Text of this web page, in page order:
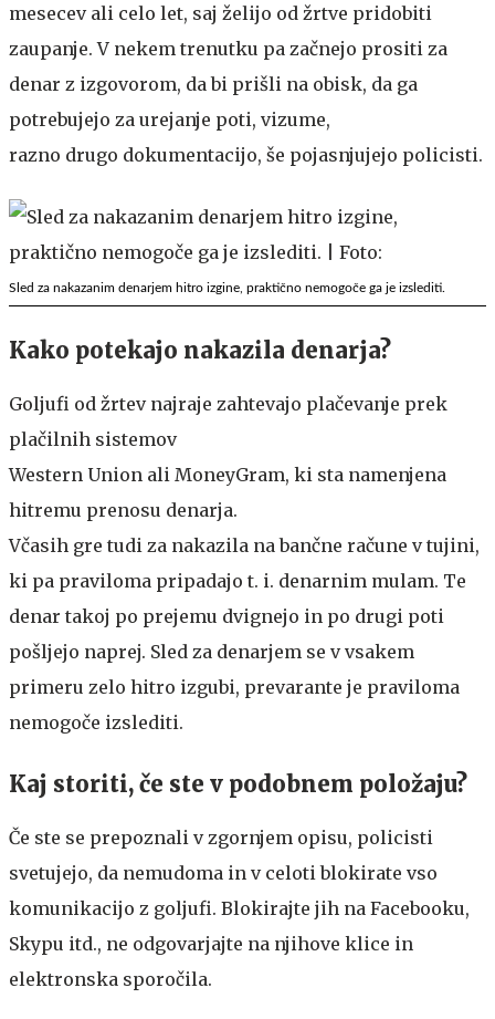
mesecev ali celo let, saj želijo od žrtve pridobiti
zaupanje. V nekem trenutku pa začnejo prositi za
denar z izgovorom, da bi prišli na obisk, da ga
potrebujejo za urejanje poti, vizume,
razno drugo dokumentacijo, še pojasnjujejo policisti.
Sled za nakazanim denarjem hitro izgine, praktično nemogoče ga je izslediti.
Kako potekajo nakazila denarja?
Goljufi od žrtev najraje zahtevajo plačevanje prek
plačilnih sistemov
Western Union ali MoneyGram, ki sta namenjena
hitremu prenosu denarja.
Včasih gre tudi za nakazila na bančne račune v tujini,
ki pa praviloma pripadajo t. i. denarnim mulam. Te
denar takoj po prejemu dvignejo in po drugi poti
pošljejo naprej. Sled za denarjem se v vsakem
primeru zelo hitro izgubi, prevarante je praviloma
nemogoče izslediti.
Kaj storiti, če ste v podobnem položaju?
Če ste se prepoznali v zgornjem opisu, policisti
svetujejo, da nemudoma in v celoti blokirate vso
komunikacijo z goljufi. Blokirajte jih na Facebooku,
Skypu itd., ne odgovarjajte na njihove klice in
elektronska sporočila.